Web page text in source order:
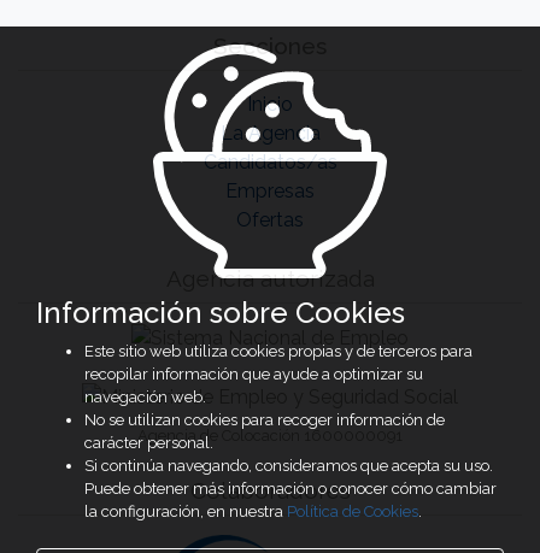
Secciones
Inicio
La Agencia
Candidatos/as
Empresas
Ofertas
Agencia autorizada
Agencia de Colocación 1600000091
Colaboradores
Información sobre Cookies
Este sitio web utiliza cookies propias y de terceros para
recopilar información que ayude a optimizar su
navegación web.
No se utilizan cookies para recoger información de
carácter personal.
Si continúa navegando, consideramos que acepta su uso.
Puede obtener más información o conocer cómo cambiar
la configuración, en nuestra Política de Cookies.